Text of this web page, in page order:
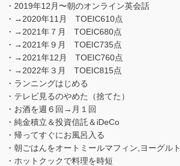
・2019年12月〜朝のオンライン英会話
・→2020年11月 TOEIC610点
・→2021年７月 TOEIC680点
・→2021年９月 TOEIC735点
・→2021年12月 TOEIC760点
・→2022年３月 TOEIC815点
・ランニングはじめる
・テレビ見るのやめた（捨てた）
・お酒を週６回→月１回
・純金積立＆投資信託＆iDeCo
・帰ってすぐにお風呂入る
・朝ごはんをオートミールマフィン,ヨーグル
・ホットクックで料理を時短